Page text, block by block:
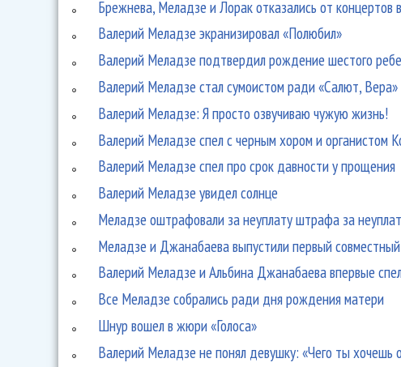
Брежнева, Меладзе и Лорак отказались от концертов
Валерий Меладзе экранизировал «Полюбил»
Валерий Меладзе подтвердил рождение шестого
Валерий Меладзе стал сумоистом ради «Салют, Вера»
Валерий Меладзе: Я просто озвучиваю чужую жизнь!
Валерий Меладзе спел с черным хором и органистом
Валерий Меладзе спел про срок давности у прощения
Валерий Меладзе увидел солнце
Меладзе оштрафовали за неуплату штрафа за
Меладзе и Джанабаева выпустили первый
Валерий Меладзе и Альбина Джанабаева впервые
Все Меладзе собрались ради дня рождения матери
Шнур вошел в жюри «Голоса»
Валерий Меладзе не понял девушку: «Чего ты хочешь